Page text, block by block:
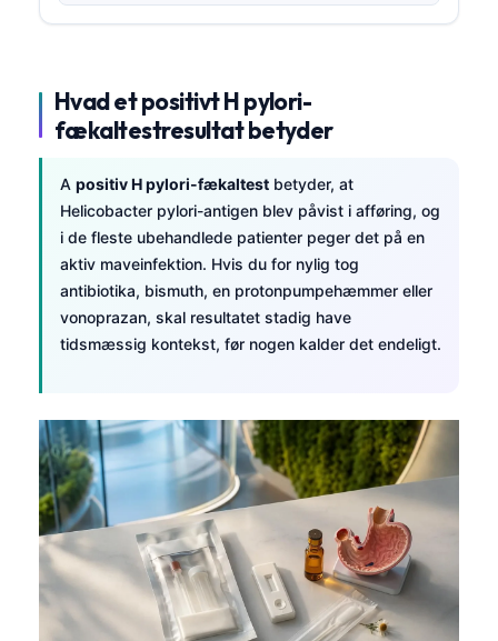
Hvad et positivt H pylori-
fækaltestresultat betyder
A positiv H pylori-fækaltest betyder, at
Helicobacter pylori-antigen blev påvist i afføring, og
i de fleste ubehandlede patienter peger det på en
aktiv maveinfektion. Hvis du for nylig tog
antibiotika, bismuth, en protonpumpehæmmer eller
vonoprazan, skal resultatet stadig have
tidsmæssig kontekst, før nogen kalder det endeligt.